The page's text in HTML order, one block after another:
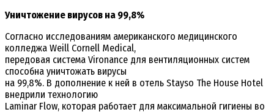
Уничтожение вирусов на 99,8%
Согласно исследованиям американского медицинского
колледжа Weill Cornell Medical,
передовая система Vironance для вентиляционных систем
способна уничтожать вирусы
на 99,8%. В дополнение к ней в отель Stayso The House Hotel
внедрили технологию
Laminar Flow, которая работает для максимальной гигиены во